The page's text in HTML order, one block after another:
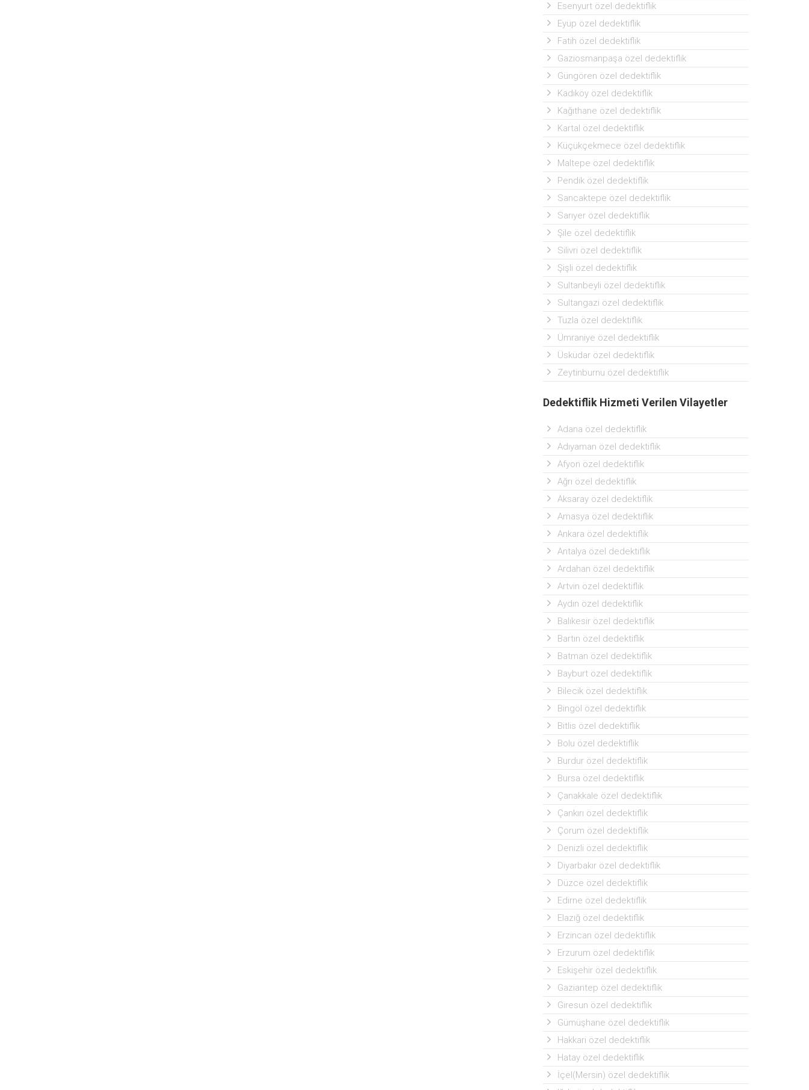
Esenyurt özel dedektiflik
Eyüp özel dedektiflik
Fatih özel dedektiflik
Gaziosmanpaşa özel dedektiflik
Güngören özel dedektiflik
Kadıköy özel dedektiflik
Kağıthane özel dedektiflik
Kartal özel dedektiflik
Küçükçekmece özel dedektiflik
Maltepe özel dedektiflik
Pendik özel dedektiflik
Sancaktepe özel dedektiflik
Sarıyer özel dedektiflik
Şile özel dedektiflik
Silivri özel dedektiflik
Şişli özel dedektiflik
Sultanbeyli özel dedektiflik
Sultangazi özel dedektiflik
Tuzla özel dedektiflik
Ümraniye özel dedektiflik
Üsküdar özel dedektiflik
Zeytinburnu özel dedektiflik
Dedektiflik Hizmeti Verilen Vilayetler
Adana özel dedektiflik
Adıyaman özel dedektiflik
Afyon özel dedektiflik
Ağrı özel dedektiflik
Aksaray özel dedektiflik
Amasya özel dedektiflik
Ankara özel dedektiflik
Antalya özel dedektiflik
Ardahan özel dedektiflik
Artvin özel dedektiflik
Aydın özel dedektiflik
Balıkesir özel dedektiflik
Bartın özel dedektiflik
Batman özel dedektiflik
Bayburt özel dedektiflik
Bilecik özel dedektiflik
Bingöl özel dedektiflik
Bitlis özel dedektiflik
Bolu özel dedektiflik
Burdur özel dedektiflik
Bursa özel dedektiflik
Çanakkale özel dedektiflik
Çankırı özel dedektiflik
Çorum özel dedektiflik
Denizli özel dedektiflik
Diyarbakır özel dedektiflik
Düzce özel dedektiflik
Edirne özel dedektiflik
Elazığ özel dedektiflik
Erzincan özel dedektiflik
Erzurum özel dedektiflik
Eskişehir özel dedektiflik
Gaziantep özel dedektiflik
Giresun özel dedektiflik
Gümüşhane özel dedektiflik
Hakkari özel dedektiflik
Hatay özel dedektiflik
İçel(Mersin) özel dedektiflik